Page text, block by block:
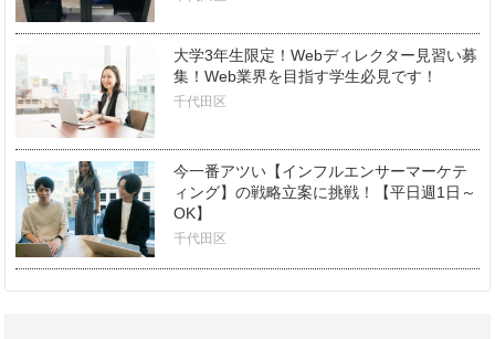
大学3年生限定！Webディレクター見習い募
集！Web業界を目指す学生必見です！
千代田区
今一番アツい【インフルエンサーマーケテ
ィング】の戦略立案に挑戦！【平日週1日～
OK】
千代田区